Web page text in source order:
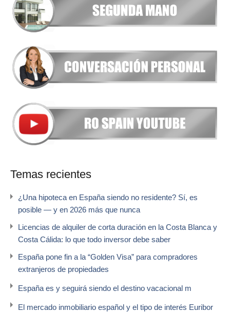
Temas recientes
¿Una hipoteca en España siendo no residente? Sí, es
posible — y en 2026 más que nunca
Licencias de alquiler de corta duración en la Costa Blanca y
Costa Cálida: lo que todo inversor debe saber
España pone fin a la “Golden Visa” para compradores
extranjeros de propiedades
España es y seguirá siendo el destino vacacional m
El mercado inmobiliario español y el tipo de interés Euribor